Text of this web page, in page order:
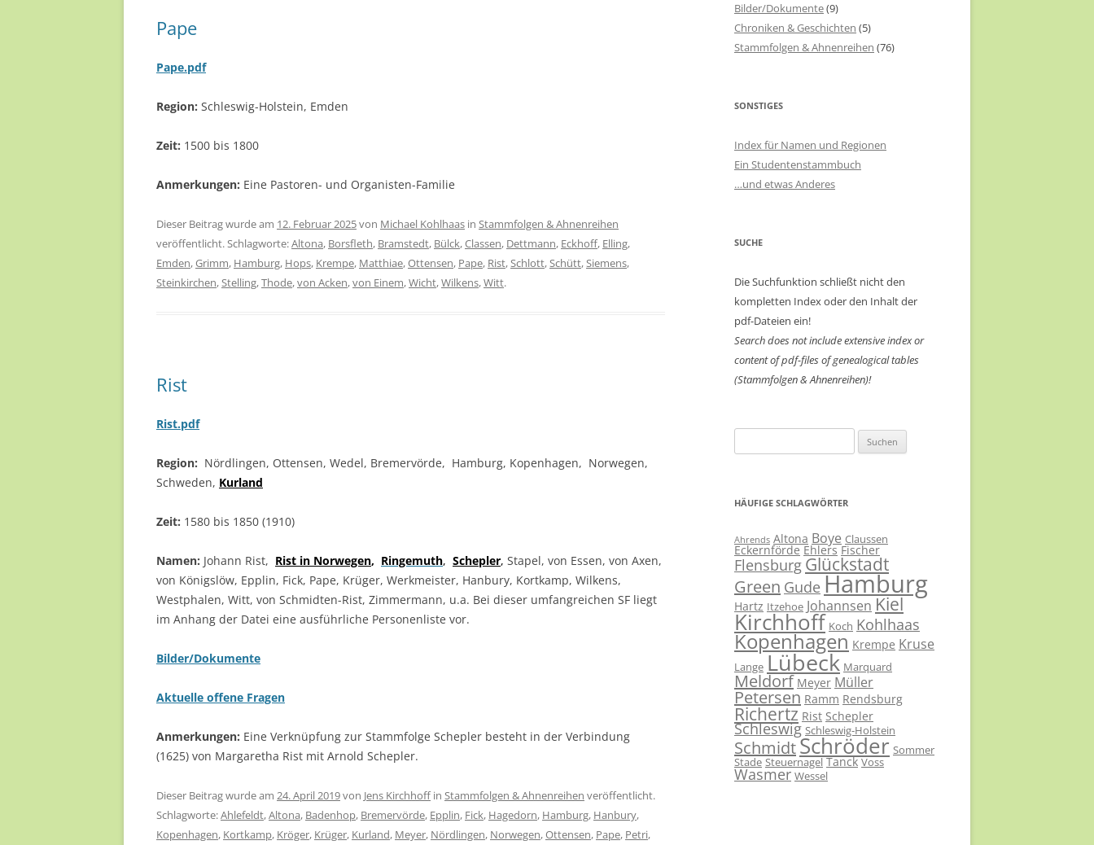
Pape
Pape.pdf
Region: Schleswig-Holstein, Emden
Zeit: 1500 bis 1800
Anmerkungen: Eine Pastoren- und Organisten-Familie
Dieser Beitrag wurde am 12. Februar 2025von Michael Kohlhaas in Stammfolgen & Ahnenreihen
veröffentlicht. Schlagworte:Altona, Borsfleth, Bramstedt, Bülck,Classen, Dettmann, Eckhoff, Elling,
Emden,Grimm, Hamburg, Hops, Krempe, Matthiae,Ottensen, Pape, Rist,Schlott,Schütt,Siemens,
Steinkirchen,Stelling,Thode,von Acken,von Einem,Wicht,Wilkens,Witt.
Rist
Rist.pdf
Region: Nördlingen, Ottensen, Wedel, Bremervörde, Hamburg, Kopenhagen, Norwegen,
Schweden, Kurland
Zeit: 1580 bis 1850 (1910)
Namen: Johann Rist, Rist in Norwegen, Ringemuth, Schepler, Stapel, von Essen, von Axen,
von Königslöw, Epplin, Fick, Pape, Krüger, Werkmeister, Hanbury, Kortkamp, Wilkens,
Westphalen, Witt, von Schmidten-Rist, Zimmermann, u.a. Bei dieser umfangreichen SF liegt
im Anhang der Datei eine ausführliche Personenliste vor.
Bilder/Dokumente
Aktuelle offene Fragen
Anmerkungen: Eine Verknüpfung zur Stammfolge Schepler besteht in der Verbindung
(1625) von Margaretha Rist mit Arnold Schepler.
Dieser Beitrag wurde am 24. April 2019von Jens Kirchhoffin Stammfolgen & Ahnenreihen veröffentlicht.
Schlagworte:Ahlefeldt,Altona, Badenhop, Bremervörde, Epplin, Fick, Hagedorn, Hamburg, Hanbury,
Kopenhagen, Kortkamp, Kröger, Krüger, Kurland, Meyer, Nördlingen, Norwegen,Ottensen, Pape, Petri,
Bilder/Dokumente(9)
Chroniken & Geschichten (5)
Stammfolgen & Ahnenreihen (76)
SONSTIGES
Index für Namen und Regionen
Ein Studentenstammbuch
…und etwas Anderes
SUCHE
Die Suchfunktion schließt nicht den
kompletten Index oder den Inhalt der
pdf-Dateien ein!
Search does not include extensive index or
content ofpdf-files of genealogical tables
(Stammfolgen & Ahnenreihen)!
nach:
HÄUFIGE SCHLAGWÖRTER
Ahrends Altona Boye Claussen
Eckernförde Ehlers Fischer
Flensburg Glückstadt
Green Gude Hamburg
Hartz Itzehoe Johannsen Kiel
Kirchhoff Koch Kohlhaas
Kopenhagen Krempe Kruse
Lange Lübeck Marquard
Meldorf Meyer Müller
Petersen Ramm Rendsburg
Richertz Rist Schepler
Schleswig Schleswig-Holstein
SchmidtSchröder Sommer
Stade Steuernagel Tanck Voss
Wasmer Wessel